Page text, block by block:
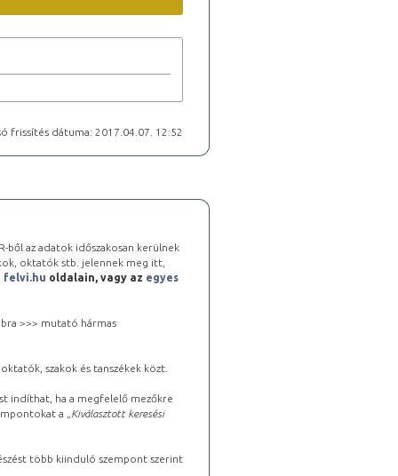
frissítés dátuma: 2017.04.07. 12:52
ből az adatok időszakosan kerülnek
oktatók stb. jelennek meg itt,
felvi.hu oldalain, vagy az egyes
>>> mutató hármas
szakok és tanszékek közt.
indíthat, ha a megfelelő mezőkre
a „ Kiválasztott keresési
több kiinduló szempont szerint